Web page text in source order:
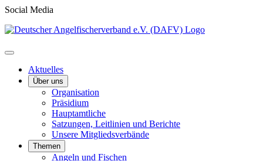
Social Media
Aktuelles
Über uns
Organisation
Präsidium
Hauptamtliche
Satzungen, Leitlinien und Berichte
Unsere Mitgliedsverbände
Themen
Angeln und Fischen